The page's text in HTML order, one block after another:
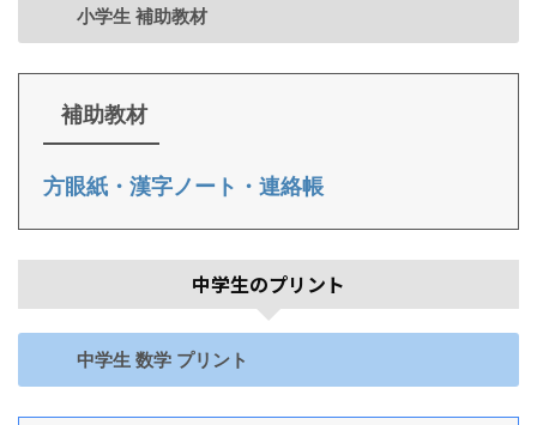
小学生 補助教材
補助教材
方眼紙・漢字ノート・連絡帳
中学生のプリント
中学生 数学 プリント